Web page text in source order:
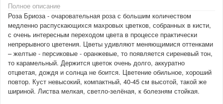
Полное описание
Роза Бриоза - очаровательная роза с большим количеством
медленно распускающихся махровых цветков, собранных в кисти,
с очень интересным переходом цвета в процессе практически
непрерывного цветения. Цветы удивляют меняющимися оттенками
– желтые - персиковые - оранжевые, то появляется сиреневый тон,
то карамельный. Держится цветок очень долго, аккуратно
отцветая, дождя и солнца не боится. Цветение обильное, хороший
повтор. Куст невысокий, компактный, 40-45 см высотой, такой же
шириной. Листва мелкая, светло-зелёная, к болезням стойкая.